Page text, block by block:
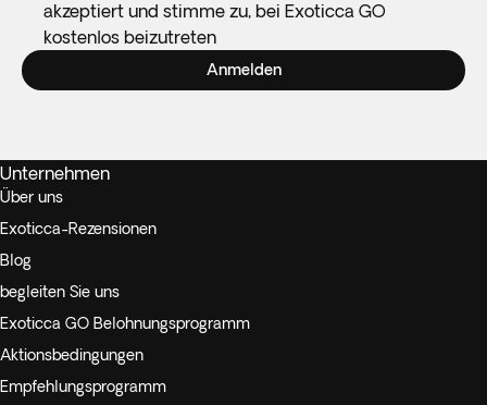
akzeptiert und stimme zu, bei Exoticca GO
kostenlos beizutreten
Anmelden
Unternehmen
Über uns
Exoticca-Rezensionen
Blog
begleiten Sie uns
Exoticca GO Belohnungsprogramm
Aktionsbedingungen
Empfehlungsprogramm